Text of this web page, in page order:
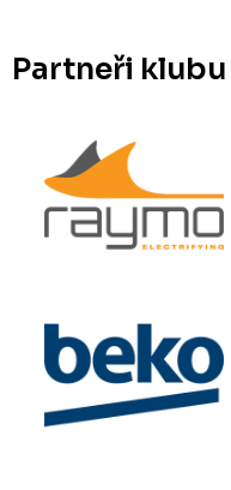
Partneři klubu